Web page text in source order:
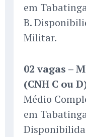
em
B.
Militar.
02 vagas –
(CNH C ou
Médio
em